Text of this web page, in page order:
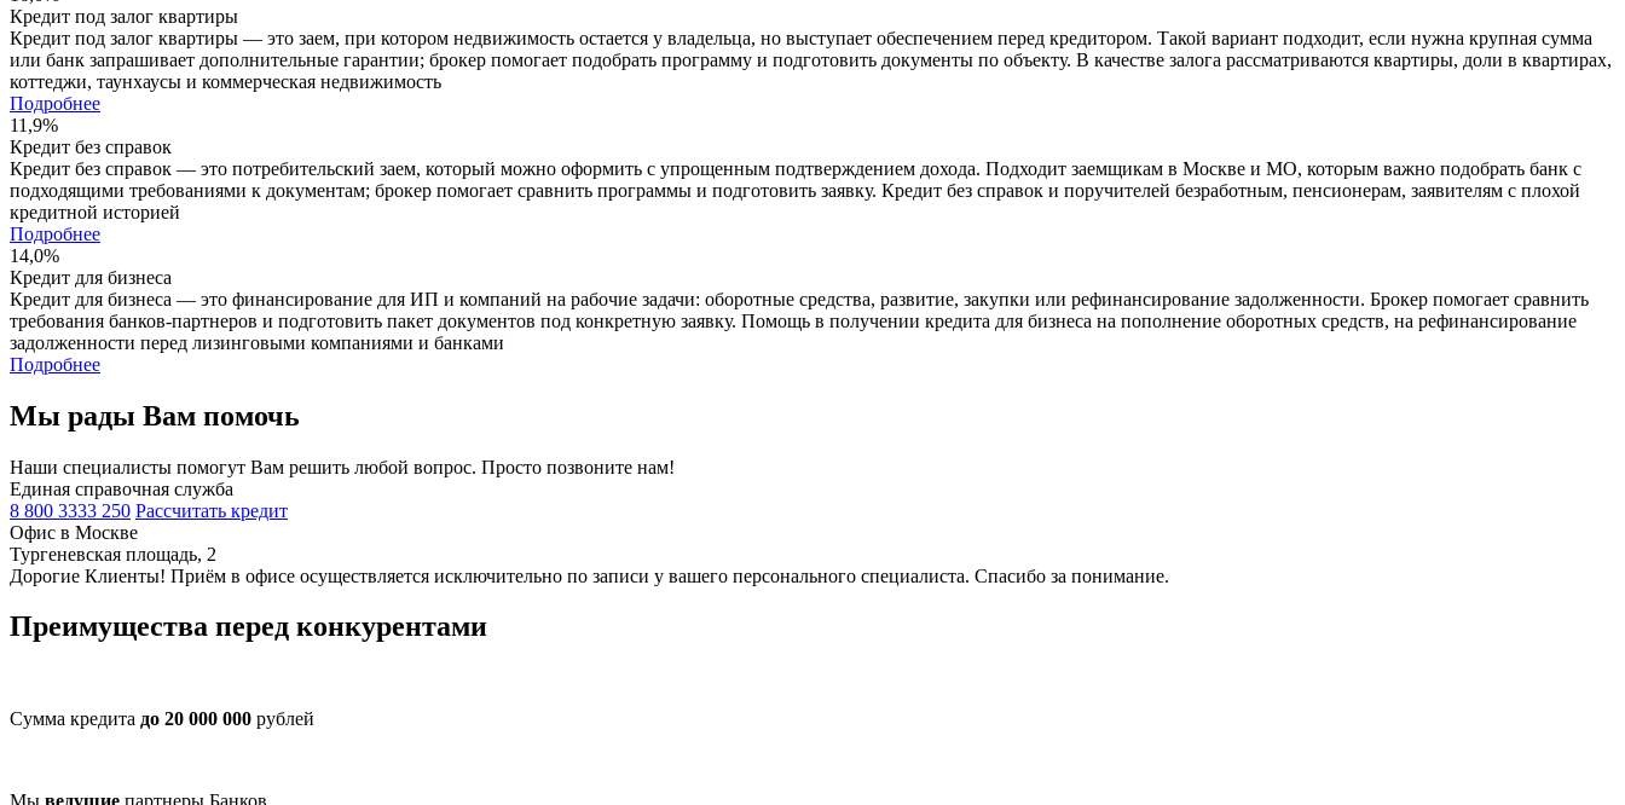
Кредит под залог квартиры
Кредит под залог квартиры — это заем, при котором недвижимость остается у владельца, но выступает обеспечением перед кредитором. Такой вариант подходит, если нужна крупная сумма
или банк запрашивает дополнительные гарантии; брокер помогает подобрать программу и подготовить документы по объекту. В качестве залога рассматриваются квартиры, доли в квартирах,
коттеджи, таунхаусы и коммерческая недвижимость
Подробнее
11 ,9%
Кредит без справок
Кредит без справок — это потребительский заем, который можно оформить с упрощенным подтверждением дохода. Подходит заемщикам в Москве и МО, которым важно подобрать банк с
подходящими требованиями к документам; брокер помогает сравнить программы и подготовить заявку. Кредит без справок и поручителей безработным, пенсионерам, заявителям с плохой
кредитной историей
Подробнее
14,0%
Кредит для бизнеса
Кредит для бизнеса — это финансирование для ИП и компаний на рабочие задачи: оборотные средства, развитие, закупки или рефинансирование задолженности. Брокер помогает сравнить
требования банков-партнеров и подготовить пакет документов под конкретную заявку. Помощь в получении кредита для бизнеса на пополнение оборотных средств, на рефинансирование
задолженности перед лизинговыми компаниями и банками
Подробнее
Мы рады Вам помочь
Наши специалисты помогут Вам решить любой вопрос. Просто позвоните нам!
Единая справочная служба
8 800 3333 250 Рассчитать кредит
Офис в Москве
Тургеневская площадь, 2
Дорогие Клиенты! Приём в офисе осуществляется исключительно по записи у вашего персонального специалиста. Спасибо за понимание.
Преимущества перед конкурентами
Сумма кредита до 20 000 000 рублей